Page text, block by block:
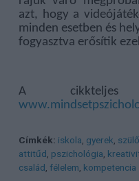
azt, hogy a
minden esetben és
fogyasztva erősítik
A cikkteljes
Címkék: iskola, gyerek,
attitűd, pszichológia,
család, félelem, kompetencia